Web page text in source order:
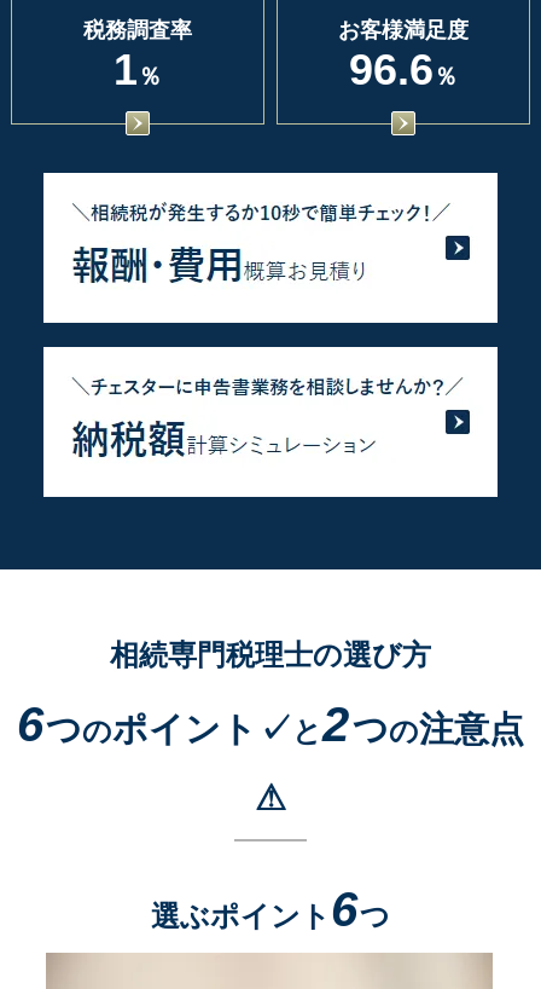
税務調査率
1 ％
お客様満足度
96.6 ％
相続専門税理士の選び方
6つのポイント✓ と2つの注意点
⚠
選ぶポイント 6つ